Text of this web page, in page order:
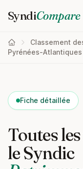
SyndiCompare
Classement
Pyrénées-Atlantiques
Fiche détaillée
Toutes
le Syndic